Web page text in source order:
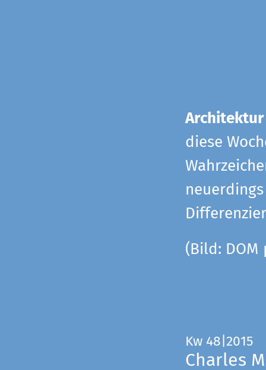
diese
(Bild: DOM
Kw 48|2015
Charles